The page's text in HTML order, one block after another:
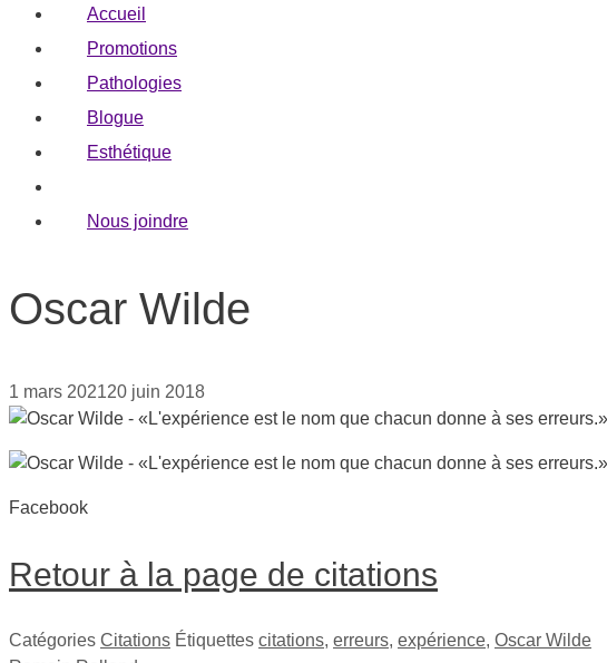
Accueil
Promotions
Pathologies
Blogue
Esthétique
Nous joindre
Oscar Wilde
1 mars 202120 juin 2018
Facebook
Retour à la page de citations
Catégories Citations Étiquettes citations, erreurs, expérience, Oscar Wilde